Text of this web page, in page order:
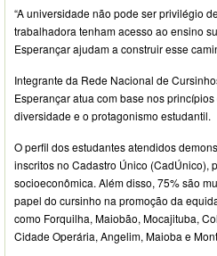
“A universidade não pode ser privilégio
trabalhadora tenham acesso ao ensino
Esperançar ajudam a construir esse
Integrante da Rede Nacional de
Esperançar atua com base nos
diversidade e o protagonismo estudantil.
O perfil dos estudantes atendidos
inscritos no Cadastro Único (CadÚnico),
socioeconômica. Além disso, 75% são
papel do cursinho na promoção da
como Forquilha, Maiobão, Mocajituba,
Cidade Operária, Angelim, Maioba e